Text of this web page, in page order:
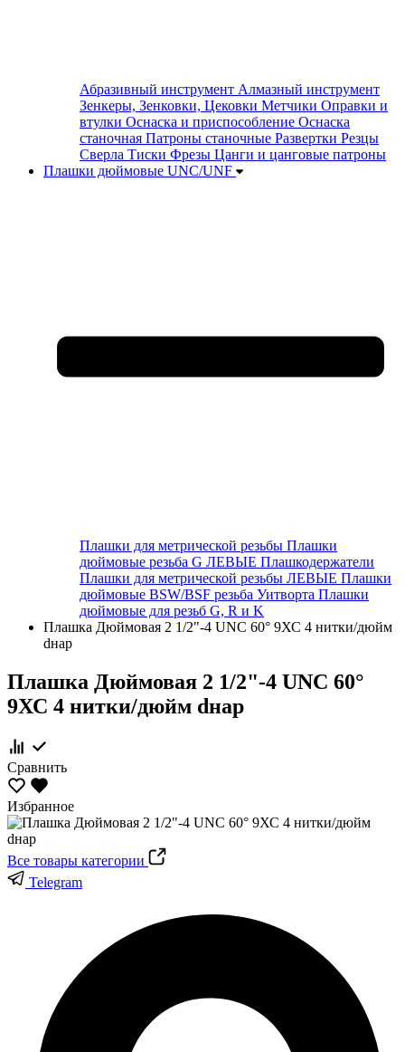
Абразивный инструмент Алмазный инструмент
Зенкеры, Зенковки, Цековки Метчики Оправки и
втулки Оснаска и приспособление Оснаска
станочная Патроны станочные Развертки Резцы
Сверла Тиски Фрезы Цанги и цанговые патроны
Плашки дюймовые UNC/UNF
Плашки для метрической резьбы Плашки
дюймовые резьба G ЛЕВЫЕ Плашкодержатели
Плашки для метрической резьбы ЛЕВЫЕ Плашки
дюймовые BSW/BSF резьба Уитворта Плашки
дюймовые для резьб G, R и K
Плашка Дюймовая 2 1/2"-4 UNC 60° 9ХС 4 нитки/дюйм
dнар
Плашка Дюймовая 2 1/2"-4 UNC 60°
9ХС 4 нитки/дюйм dнар
Сравнить
Избранное
Все товары категории
Telegram